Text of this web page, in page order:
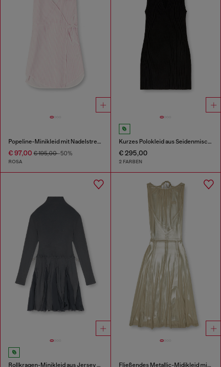
Popeline-Minikleid mit Nadelstreifen
€ 97,00 € 195,00-50%
ROSA
Kurzes Polokleid aus Seidenmischung in Rippstrick
€ 295,00
2 FARBEN
Rollkragen-Minikleid aus Jersey und Chiffon Fließendes Metallic-Midikleid mit offenem Rücken